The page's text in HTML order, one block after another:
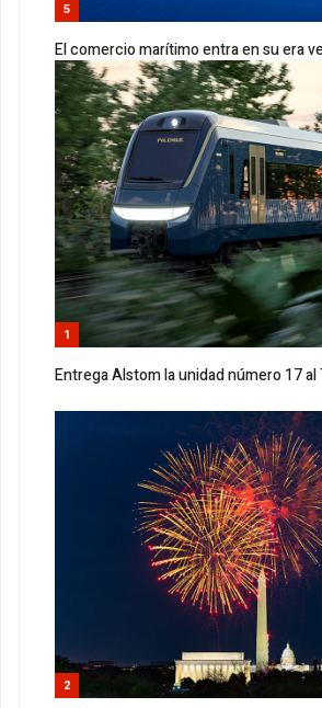
5
El comercio marítimo entra en su era
1
Entrega Alstom la unidad número 17 al
2